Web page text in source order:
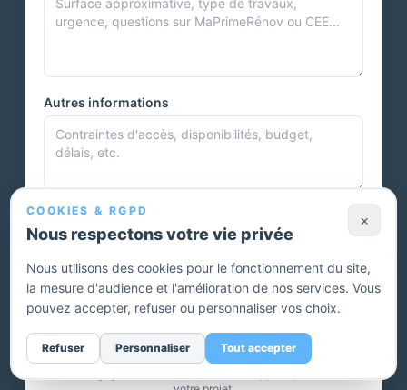
Autres informations
Photos et documents
Vous pouvez joindre plusieurs photos ou autres documents.
Envoyer ma demande — devis gratuit
COOKIES & RGPD
Nous respectons votre vie privée
×
Nous utilisons des cookies pour le fonctionnement du site,
la mesure d'audience et l'amélioration de nos services. Vous
pouvez accepter, refuser ou personnaliser vos choix.
Refuser Personnaliser Tout accepter